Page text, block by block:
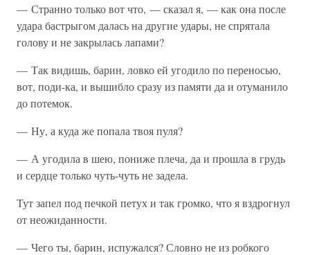
— Странно только вот что, — сказал я, — как она после
удара бастрыгом далась на другие удары, не спрятала
голову и не закрылась лапами?
— Так видишь, барин, ловко ей угодило по переносью,
вот, поди-ка, и вышибло сразу из памяти да и отуманило
до потемок.
— Ну, а куда же попала твоя пуля?
— А угодила в шею, пониже плеча, да и прошла в грудь
и сердце только чуть-чуть не задела.
Тут запел под печкой петух и так громко, что я вздрогнул
от неожиданности.
— Чего ты, барин, испужался? Словно не из робкого